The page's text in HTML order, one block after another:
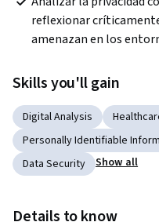
reflexionar
amenazan en los
Skills you'll gain
Digital Analysis
Personally Identifiable
Data Security
Show all
Details to know